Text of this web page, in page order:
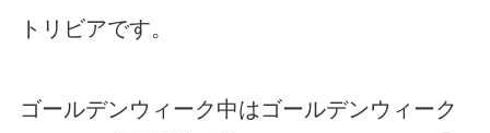
トリビアです。
ゴールデンウィーク中はゴールデンウィーク